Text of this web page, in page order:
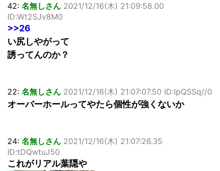
42: 名無しさん 2021/12/16(木) 21:09:58.00
ID:Wt2SJv8M0
>>26
い尻しやがって
誘ってんのか？
22: 名無しさん 2021/12/16(木) 21:07:07.50 ID:IpQSSq//0
オーバーホールってやたら個性が強くないか
24: 名無しさん 2021/12/16(木) 21:07:26.35
ID:tDQwtuJ50
これがリアル葉隠や